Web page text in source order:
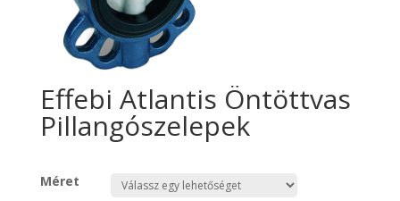
Effebi Atlantis Öntöttvas
Pillangószelepek
Méret